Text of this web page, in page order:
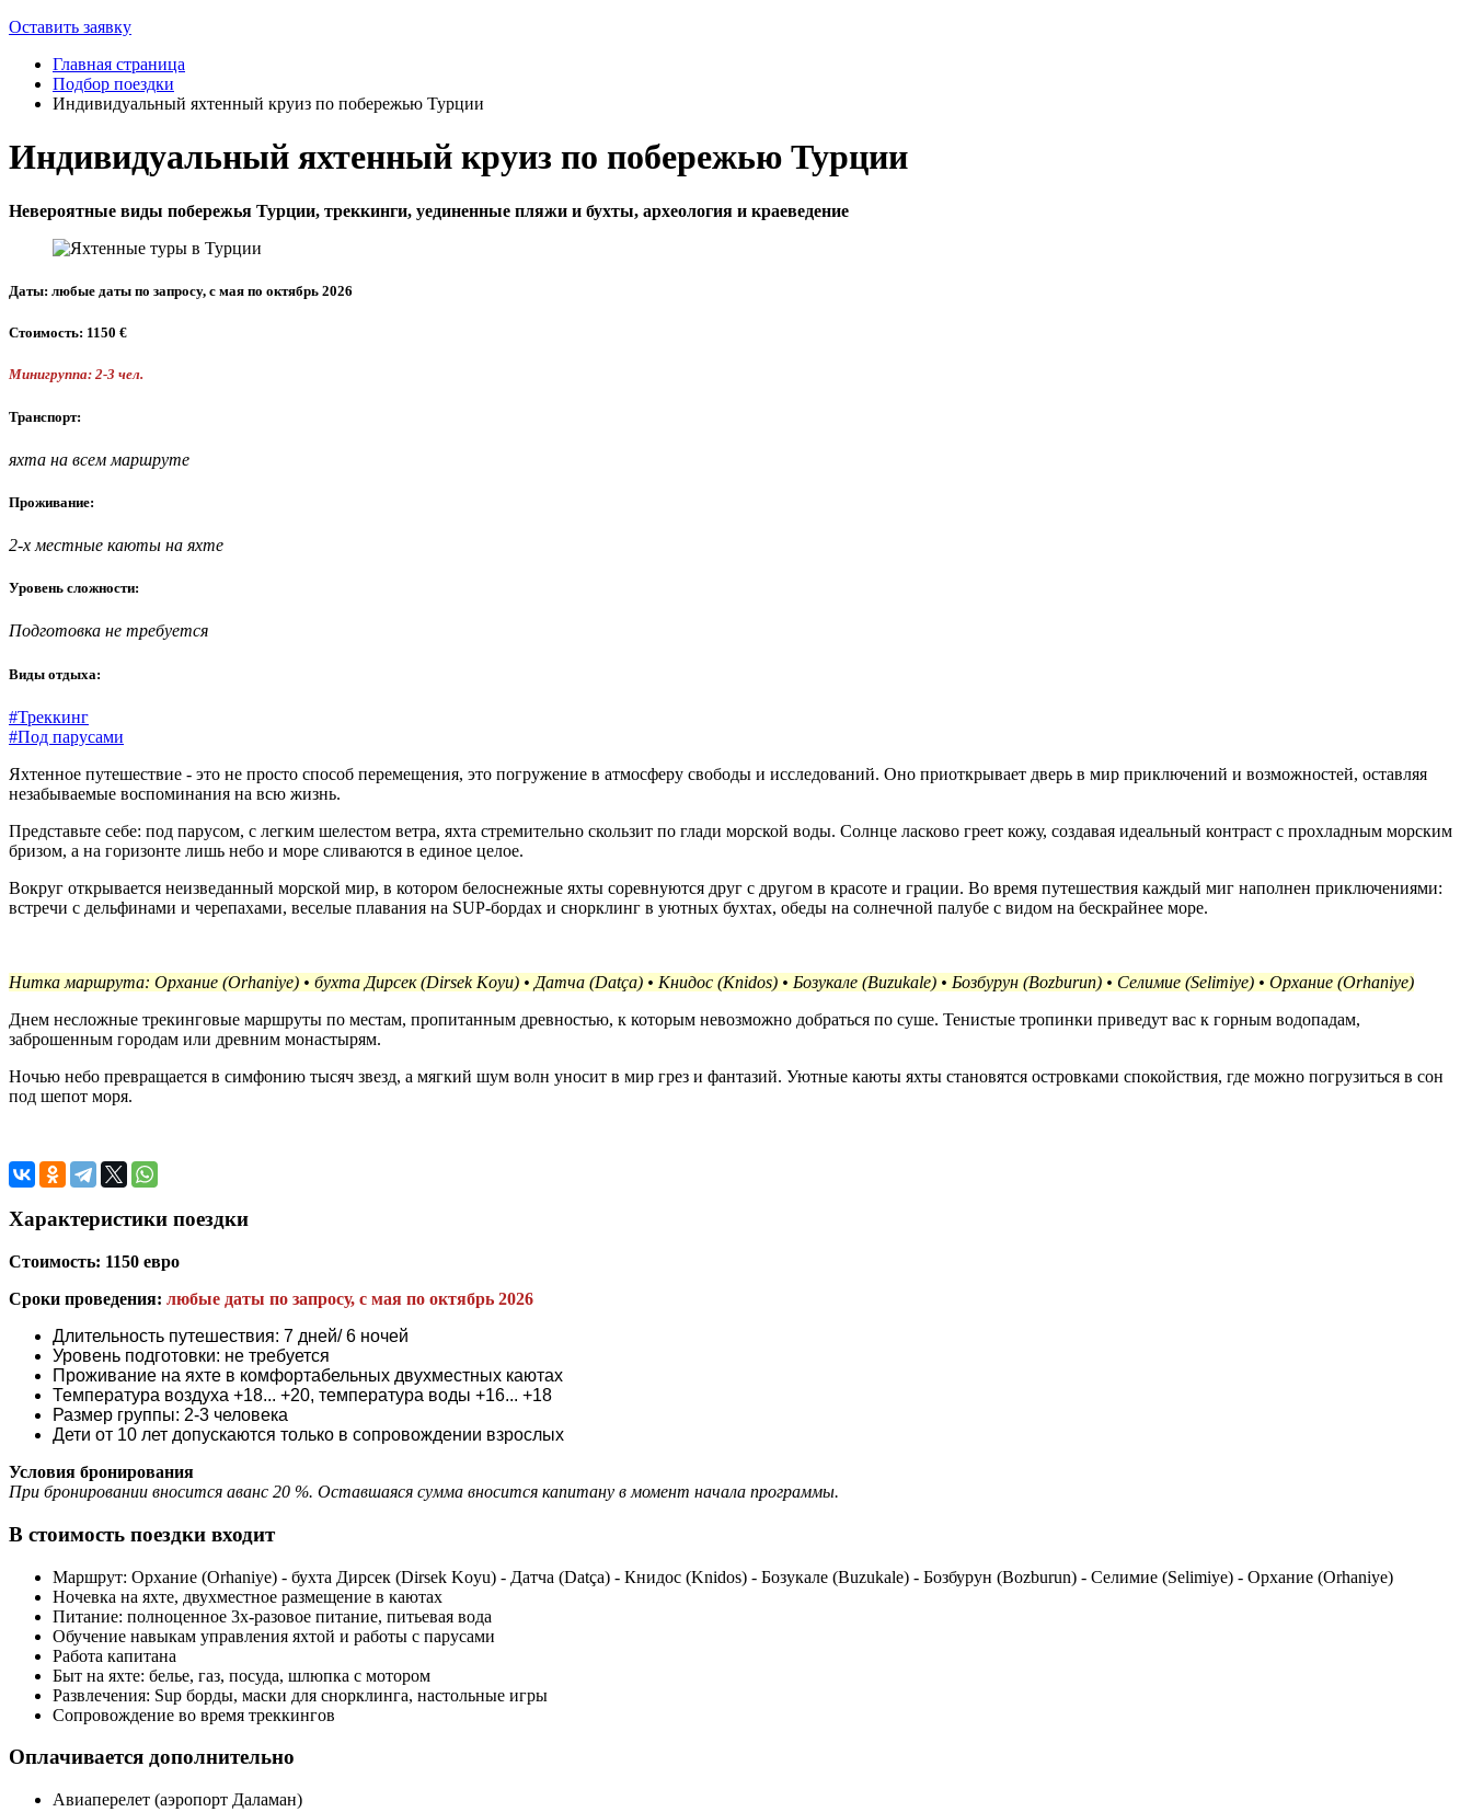
Оставить заявку
Главная страница
Подбор поездки
Индивидуальный яхтенный круиз по побережью Турции
Индивидуальный яхтенный круиз по побережью Турции
Невероятные виды побережья Турции, треккинги, уединенные пляжи и бухты, археология и краеведение
Даты: любые даты по запросу, с мая по октябрь 2026
Стоимость: 1150 €
Минигруппа: 2-3 чел.
Транспорт:
яхта на всем маршруте
Проживание:
2-х местные каюты на яхте
Уровень сложности:
Подготовка не требуется
Виды отдыха:
#Треккинг
#Под парусами
Яхтенное путешествие - это не просто способ перемещения, это погружение в атмосферу свободы и исследований. Оно приоткрывает дверь в мир приключений и возможностей, оставляя
незабываемые воспоминания на всю жизнь.
Представьте себе: под парусом, с легким шелестом ветра, яхта стремительно скользит по глади морской воды. Солнце ласково греет кожу, создавая идеальный контраст с прохладным морским
бризом, а на горизонте лишь небо и море сливаются в единое целое.
Вокруг открывается неизведанный морской мир, в котором белоснежные яхты соревнуются друг с другом в красоте и грации. Во время путешествия каждый миг наполнен приключениями:
встречи с дельфинами и черепахами, веселые плавания на SUP-бордах и снорклинг в уютных бухтах, обеды на солнечной палубе с видом на бескрайнее море.
Нитка маршрута: Орхание (Orhaniye) • бухта Дирсек (Dirsek Koyu) • Датча (Datça) • Книдос (Knidos) • Бозукале (Buzukale) • Бозбурун (Bozburun) • Селимие (Selimiye) • Орхание (Orhaniye)
Днем несложные трекинговые маршруты по местам, пропитанным древностью, к которым невозможно добраться по суше. Тенистые тропинки приведут вас к горным водопадам,
заброшенным городам или древним монастырям.
Ночью небо превращается в симфонию тысяч звезд, а мягкий шум волн уносит в мир грез и фантазий. Уютные каюты яхты становятся островками спокойствия, где можно погрузиться в сон
под шепот моря.
Характеристики поездки
Стоимость: 1150 евро
Сроки проведения: любые даты по запросу, с мая по октябрь 2026
Длительность путешествия: 7 дней/ 6 ночей
Уровень подготовки: не требуется
Проживание на яхте в комфортабельных двухместных каютах
Температура воздуха +18... +20, температура воды +16... +18
Размер группы: 2-3 человека
Дети от 10 лет допускаются только в сопровождении взрослых
Условия бронирования
При бронировании вносится аванс 20 %. Оставшаяся сумма вносится капитану в момент начала программы.
В стоимость поездки входит
Маршрут: Орхание (Orhaniye) - бухта Дирсек (Dirsek Koyu) - Датча (Datça) - Книдос (Knidos) - Бозукале (Buzukale) - Бозбурун (Bozburun) - Селимие (Selimiye) - Орхание (Orhaniye)
Ночевка на яхте, двухместное размещение в каютах
Питание: полноценное 3х-разовое питание, питьевая вода
Обучение навыкам управления яхтой и работы с парусами
Работа капитана
Быт на яхте: белье, газ, посуда, шлюпка с мотором
Развлечения: Sup борды, маски для снорклинга, настольные игры
Сопровождение во время треккингов
Оплачивается дополнительно
Авиаперелет (аэропорт Даламан)